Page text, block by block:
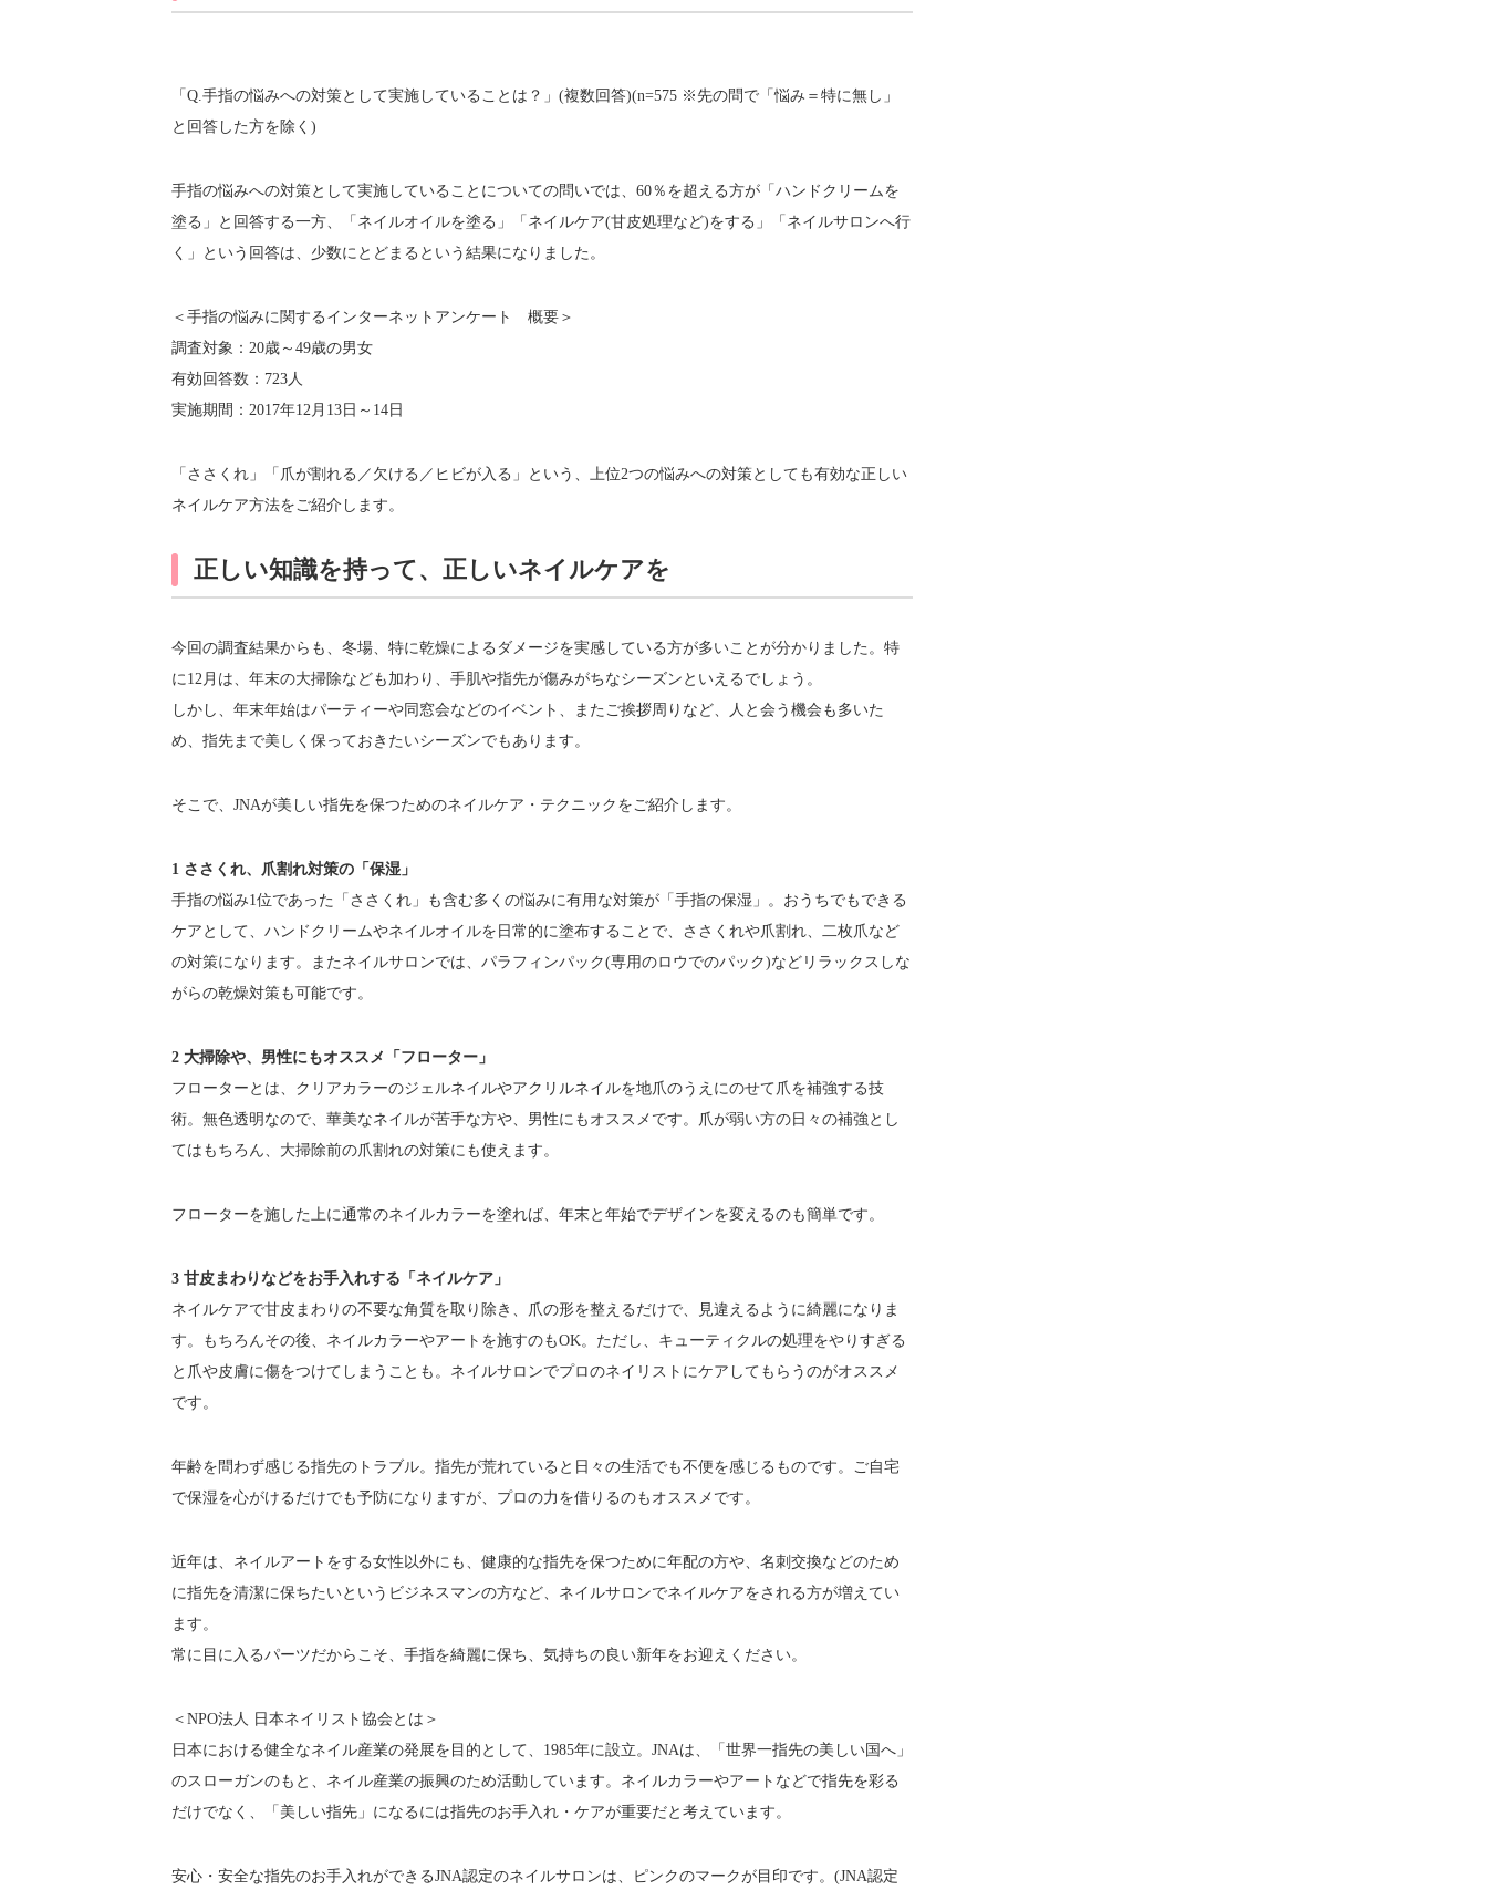
「Q.手指の悩みへの対策として実施していることは？」(複数回答)(n=575 ※先の問で「悩み＝特に無し」
と回答した方を除く)
手指の悩みへの対策として実施していることについての問いでは、60％を超える方が「ハンドクリームを
塗る」と回答する一方、「ネイルオイルを塗る」「ネイルケア(甘皮処理など)をする」「ネイルサロンへ行
く」という回答は、少数にとどまるという結果になりました。
＜手指の悩みに関するインターネットアンケート 概要＞
調査対象：20歳～49歳の男女
有効回答数：723人
実施期間：2017年12月13日～14日
「ささくれ」「爪が割れる／欠ける／ヒビが入る」という、上位2つの悩みへの対策としても有効な正しい
ネイルケア方法をご紹介します。
正しい知識を持って、正しいネイルケアを
今回の調査結果からも、冬場、特に乾燥によるダメージを実感している方が多いことが分かりました。特
に12月は、年末の大掃除なども加わり、手肌や指先が傷みがちなシーズンといえるでしょう。
しかし、年末年始はパーティーや同窓会などのイベント、またご挨拶周りなど、人と会う機会も多いた
め、指先まで美しく保っておきたいシーズンでもあります。
そこで、JNAが美しい指先を保つためのネイルケア・テクニックをご紹介します。
1 ささくれ、爪割れ対策の「保湿」
手指の悩み1位であった「ささくれ」も含む多くの悩みに有用な対策が「手指の保湿」。おうちでもできる
ケアとして、ハンドクリームやネイルオイルを日常的に塗布することで、ささくれや爪割れ、二枚爪など
の対策になります。またネイルサロンでは、パラフィンパック(専用のロウでのパック)などリラックスしな
がらの乾燥対策も可能です。
2 大掃除や、男性にもオススメ「フローター」
フローターとは、クリアカラーのジェルネイルやアクリルネイルを地爪のうえにのせて爪を補強する技
術。無色透明なので、華美なネイルが苦手な方や、男性にもオススメです。爪が弱い方の日々の補強とし
てはもちろん、大掃除前の爪割れの対策にも使えます。
フローターを施した上に通常のネイルカラーを塗れば、年末と年始でデザインを変えるのも簡単です。
3 甘皮まわりなどをお手入れする「ネイルケア」
ネイルケアで甘皮まわりの不要な角質を取り除き、爪の形を整えるだけで、見違えるように綺麗になりま
す。もちろんその後、ネイルカラーやアートを施すのもOK。ただし、キューティクルの処理をやりすぎる
と爪や皮膚に傷をつけてしまうことも。ネイルサロンでプロのネイリストにケアしてもらうのがオススメ
です。
年齢を問わず感じる指先のトラブル。指先が荒れていると日々の生活でも不便を感じるものです。ご自宅
で保湿を心がけるだけでも予防になりますが、プロの力を借りるのもオススメです。
近年は、ネイルアートをする女性以外にも、健康的な指先を保つために年配の方や、名刺交換などのため
に指先を清潔に保ちたいというビジネスマンの方など、ネイルサロンでネイルケアをされる方が増えてい
ます。
常に目に入るパーツだからこそ、手指を綺麗に保ち、気持ちの良い新年をお迎えください。
＜NPO法人 日本ネイリスト協会とは＞
日本における健全なネイル産業の発展を目的として、1985年に設立。JNAは、「世界一指先の美しい国へ」
のスローガンのもと、ネイル産業の振興のため活動しています。ネイルカラーやアートなどで指先を彩る
だけでなく、「美しい指先」になるには指先のお手入れ・ケアが重要だと考えています。
安心・安全な指先のお手入れができるJNA認定のネイルサロンは、ピンクのマークが目印です。(JNA認定